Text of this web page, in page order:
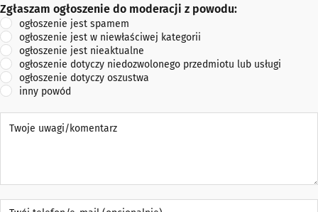
Zgłaszam ogłoszenie do moderacji z powodu:
Zgłaszam ogłoszenie do moderacji z powodu:
ogłoszenie jest spamem
ogłoszenie jest w niewłaściwej kategorii
ogłoszenie jest nieaktualne
ogłoszenie dotyczy niedozwolonego przedmiotu lub usługi
ogłoszenie dotyczy oszustwa
inny powód
Twój telefon/e-mail (opcjonalnie)